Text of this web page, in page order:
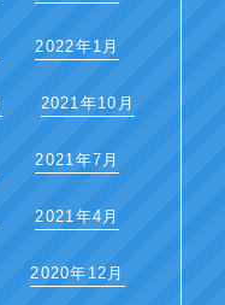
2022年1月
2021年10月
2021年7月
2021年4月
2020年12月